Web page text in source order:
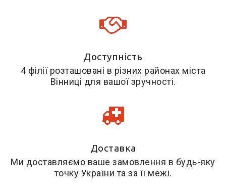
Доступність
4 філії розташовані в різних районах міста
Вінниці для вашої зручності.
Доставка
Ми доставляємо ваше замовлення в будь-яку
точку України та за її межі.